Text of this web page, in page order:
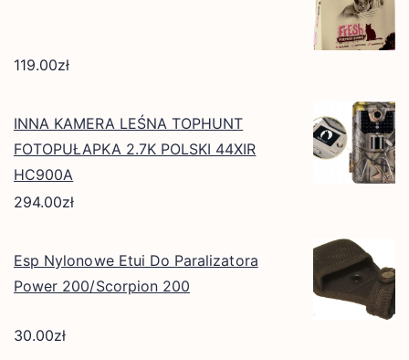
119.00zł
INNA KAMERA LEŚNA TOPHUNT
FOTOPUŁAPKA 2.7K POLSKI 44XIR
HC900A
294.00zł
Esp Nylonowe Etui Do Paralizatora
Power 200/Scorpion 200
30.00zł